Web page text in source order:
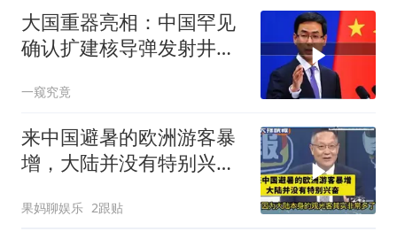
大国重器亮相：中国罕见
确认扩建核导弹发射井铸
一窥究竟
来中国避暑的欧洲游客暴
增，大陆并没有特别兴
果妈聊娱乐 2跟贴